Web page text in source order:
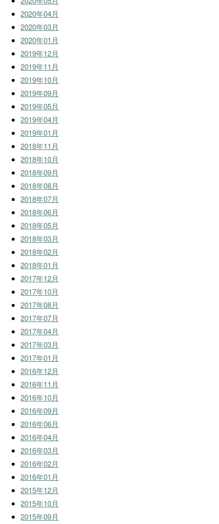
2020年04月
2020年03月
2020年01月
2019年12月
2019年11月
2019年10月
2019年09月
2019年05月
2019年04月
2019年01月
2018年11月
2018年10月
2018年09月
2018年08月
2018年07月
2018年06月
2018年05月
2018年03月
2018年02月
2018年01月
2017年12月
2017年10月
2017年08月
2017年07月
2017年04月
2017年03月
2017年01月
2016年12月
2016年11月
2016年10月
2016年09月
2016年06月
2016年04月
2016年03月
2016年02月
2016年01月
2015年12月
2015年10月
2015年09月